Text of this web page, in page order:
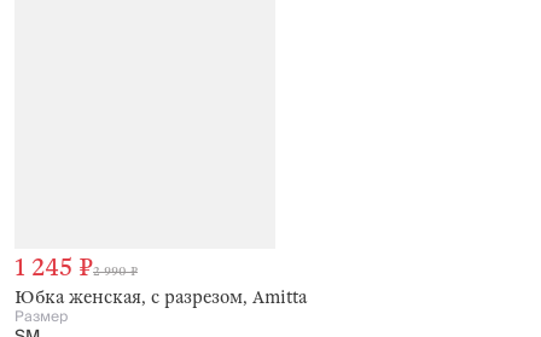
Юбка женская, с разрезом, Amitta
1 245 ₽2 990 ₽
Размер